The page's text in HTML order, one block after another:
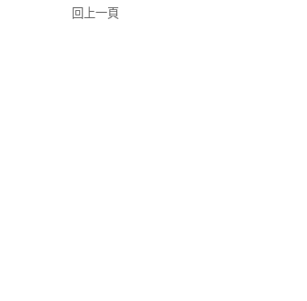
回上一頁